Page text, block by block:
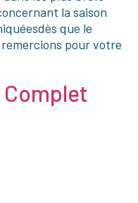
la saison
que le
pour votre